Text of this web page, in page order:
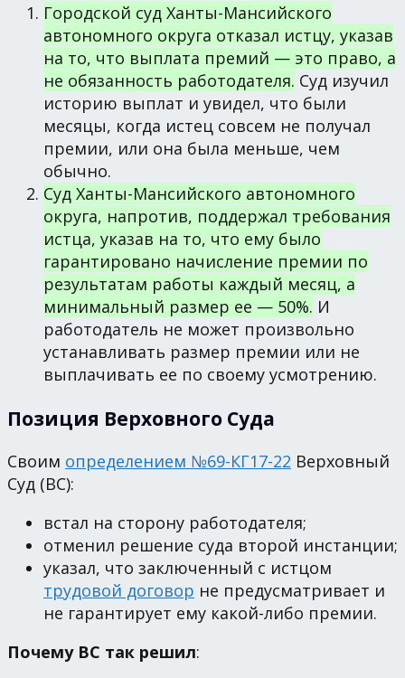
Городской суд Ханты-Мансийского
автономного округа отказал истцу, указав
на то, что выплата премий — это право, а
не обязанность работодателя. Суд изучил
историю выплат и увидел, что были
месяцы, когда истец совсем не получал
премии, или она была меньше, чем
обычно.
Суд Ханты-Мансийского автономного
округа, напротив, поддержал требования
истца, указав на то, что ему было
гарантировано начисление премии по
результатам работы каждый месяц, а
минимальный размер ее — 50%. И
работодатель не может произвольно
устанавливать размер премии или не
выплачивать ее по своему усмотрению.
Позиция Верховного Суда
Своим определением №69-КГ17-22 Верховный
Суд (ВС):
встал на сторону работодателя;
отменил решение суда второй инстанции;
указал, что заключенный с истцом
трудовой договор не предусматривает и
не гарантирует ему какой-либо премии.
Почему ВС так решил: